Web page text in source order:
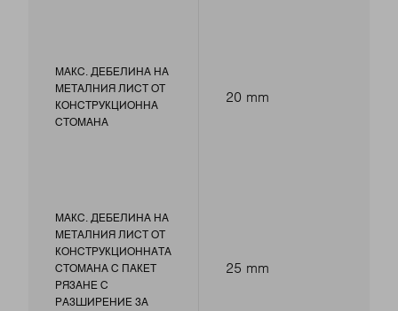
МАКС. ДЕБЕЛИНА НА
МЕТАЛНИЯ ЛИСТ ОТ
КОНСТРУКЦИОННА
СТОМАНА
МАКС. ДЕБЕЛИНА НА
МЕТАЛНИЯ ЛИСТ ОТ
КОНСТРУКЦИОННАТА
СТОМАНА С ПАКЕТ
РЯЗАНЕ С
РАЗШИРЕНИЕ ЗА
20 mm
25 mm